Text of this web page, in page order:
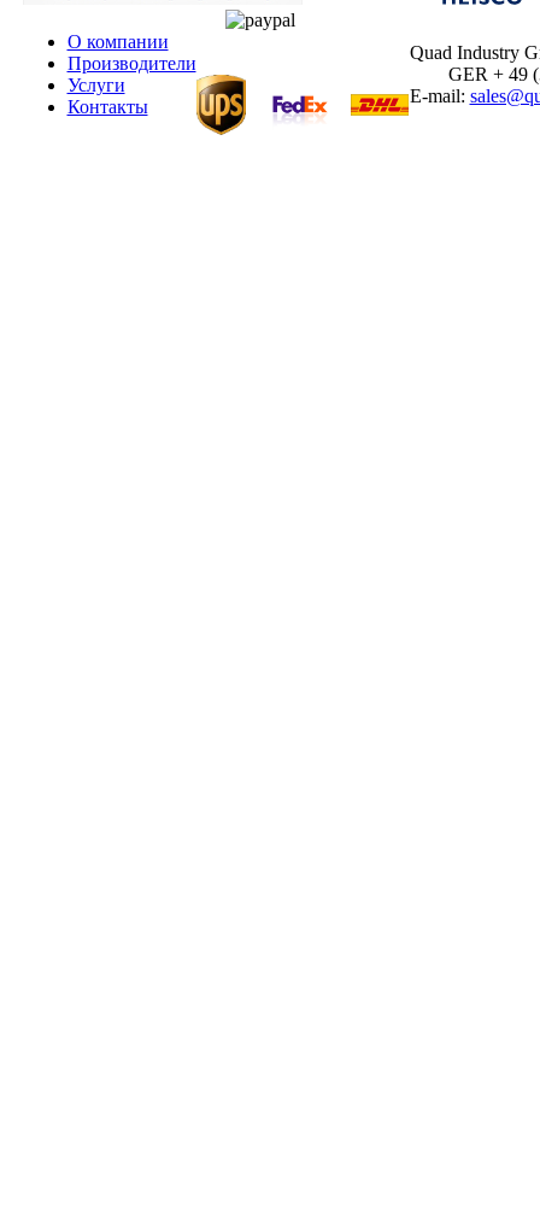
О компании
Производители
Услуги
Контакты
Quad Industry
GER + 49
E-mail: